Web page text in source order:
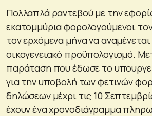
Πολλαπλά ραντεβού με την
εκατομμύρια φορολογούμενοι
τον ερχόμενα μήνα να
οικογενειακό προϋπολογισμό.
παράταση που έδωσε το
για την υποβολή των φετινών
δηλώσεων μέχρι τις 10
έχουν ένα χρονοδιάγραμμα